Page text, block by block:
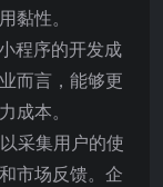
黏性。
程序的开发成
而言，能够更
成本。
采集用户的使
市场反馈。企